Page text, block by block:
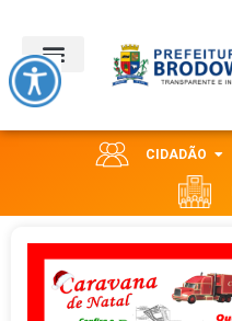
CIDADÃO